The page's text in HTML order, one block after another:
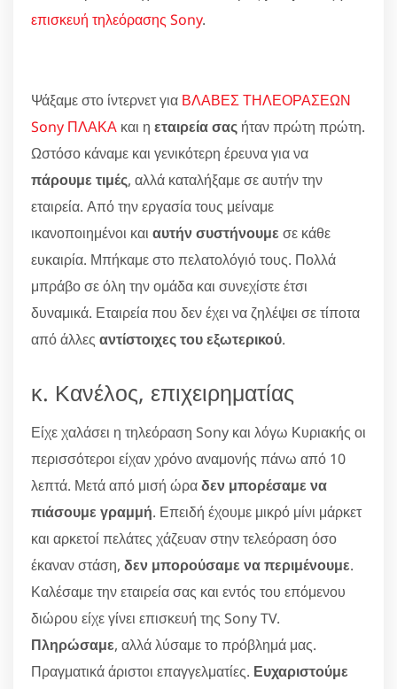
επισκευή τηλεόρασης Sony.
Ψάξαμε στο ίντερνετ για ΒΛΑΒΕΣ ΤΗΛΕΟΡΑΣΕΩΝ
Sony ΠΛΑΚΑ και η εταιρεία σας ήταν πρώτη πρώτη.
Ωστόσο κάναμε και γενικότερη έρευνα για να
πάρουμε τιμές, αλλά καταλήξαμε σε αυτήν την
εταιρεία. Από την εργασία τους μείναμε
ικανοποιημένοι και αυτήν συστήνουμε σε κάθε
ευκαιρία. Μπήκαμε στο πελατολόγιό τους. Πολλά
μπράβο σε όλη την ομάδα και συνεχίστε έτσι
δυναμικά. Εταιρεία που δεν έχει να ζηλέψει σε τίποτα
από άλλες αντίστοιχες του εξωτερικού.
κ. Κανέλος, επιχειρηματίας
Είχε χαλάσει η τηλεόραση Sony και λόγω Κυριακής οι
περισσότεροι είχαν χρόνο αναμονής πάνω από 10
λεπτά. Μετά από μισή ώραδεν μπορέσαμε να
πιάσουμε γραμμή. Επειδή έχουμε μικρό μίνι μάρκετ
και αρκετοί πελάτες χάζευαν στην τελεόραση όσο
έκαναν στάση, δεν μπορούσαμε να περιμένουμε.
Καλέσαμε την εταιρεία σας και εντός του επόμενου
διώρου είχε γίνει επισκευή της Sony TV.
Πληρώσαμε, αλλά λύσαμε το πρόβλημά μας.
Πραγματικά άριστοι επαγγελματίες. Ευχαριστούμε